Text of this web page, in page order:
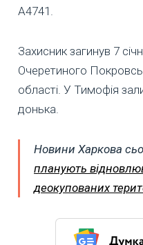
А4741.
Захисник загинув 7
Очеретиного
області. У Тимофія
донька.
Новини Харкова
планують
деокупованих